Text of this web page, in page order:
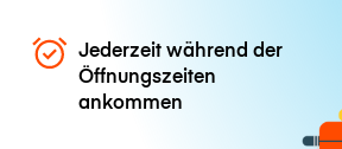
Jederzeit während der
Öffnungszeiten
ankommen